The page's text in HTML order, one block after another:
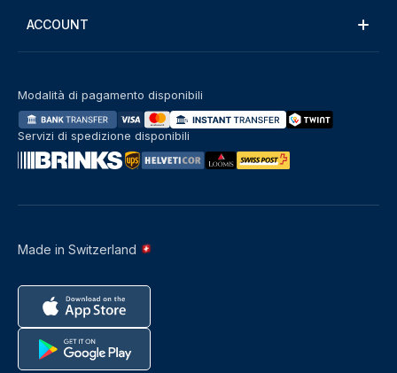
ACCOUNT
Made in Switzerland
Modalità di pagamento disponibili
Servizi di spedizione disponibili